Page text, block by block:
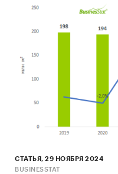
СТАТЬЯ, 29 НОЯБРЯ 2024
BUSINESSTAT